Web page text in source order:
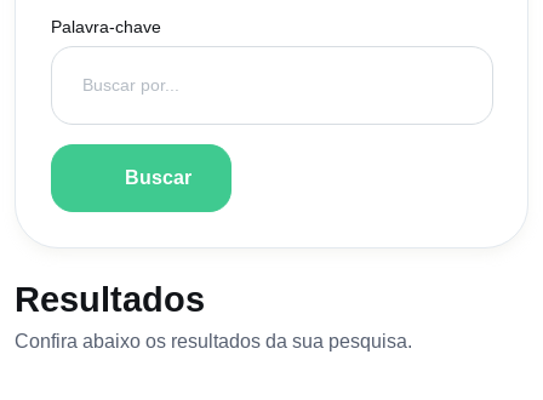
Palavra-chave
Buscar
Resultados
Confira abaixo os resultados da sua pesquisa.